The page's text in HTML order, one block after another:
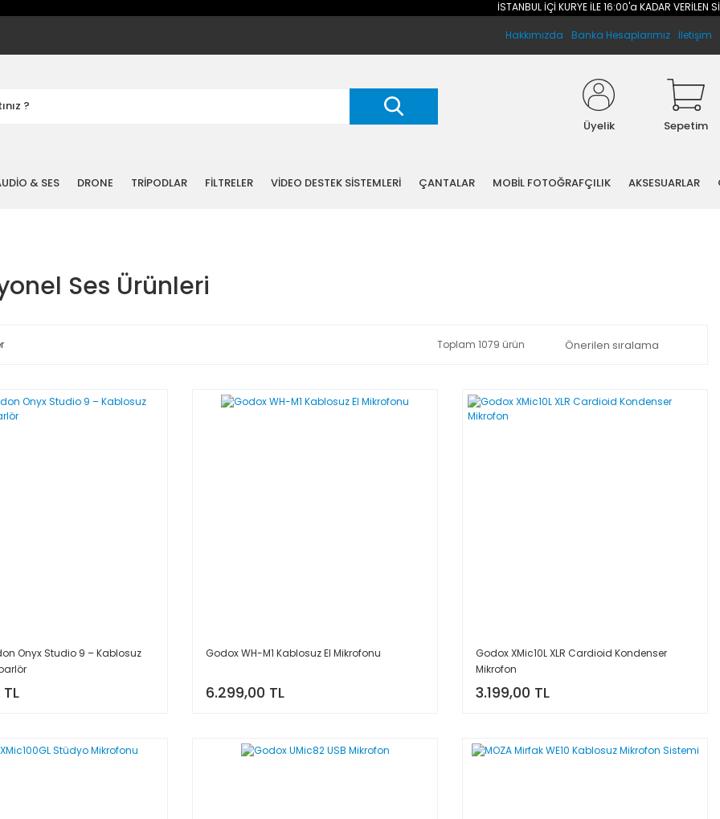
İSTANBUL İÇİ KURYE İLE 16:00'a KADAR VERİLEN
Hakkımızda Banka Hesaplarımız İletişim
Üyelik Sepetim
& SES DRONE TRİPODLAR FİLTRELER VİDEO DESTEK SİSTEMLERİ ÇANTALAR MOBİL FOTOĞRAFÇILIK AKSESUARLAR
Ses Ürünleri
Toplam 1079 ürün
Onyx Studio 9 – Kablosuz
Godox WH-M1 Kablosuz El Mikrofonu
6.299,00 TL
Godox XMic10L XLR Cardioid Kondenser
Mikrofon
3.199,00 TL